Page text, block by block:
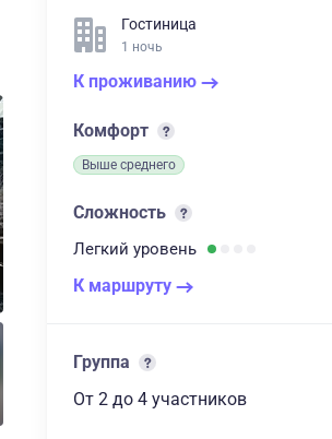
Гостиница
1 ночь
К проживанию
Комфорт
Выше среднего
Сложность
Легкий уровень
К маршруту
Группа
От 2 до 4 участников